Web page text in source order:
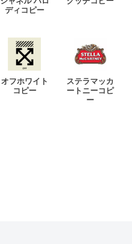
ディコピー
オフホワイト
コピー
ステラマッカ
ートニーコピ
ー